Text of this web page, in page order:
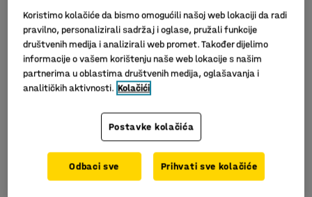
Prikladno za različite prostore
Koristimo kolačiće da bismo omogućili našoj web lokaciji da radi
pravilno, personalizirali sadržaj i oglase, pružali funkcije
društvenih medija i analizirali web promet. Također dijelimo
informacije o vašem korištenju naše web lokacije s našim
partnerima u oblastima društvenih medija, oglašavanja i
analitičkih aktivnosti. Kolačići
Postavke kolačića
Odbaci sve Prihvati sve kolačiće